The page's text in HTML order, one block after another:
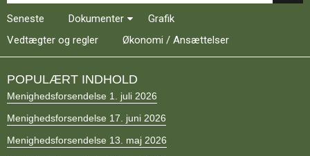
3.0:
Kalender
4.0:
Inspiration
5.0:
Værktøjskassen
7.0:
Om
BaptistKirken
8.0:
Kontakt
9.0:
Forside
10.0:
Nyheder
Seneste Dokumenter
Grafik
Vedtægter og regler
Økonomi / Ansættelser
POPULÆRT INDHOLD
Menighedsforsendelse 1. juli 2026
Menighedsforsendelse 17. juni 2026
Menighedsforsendelse 13. maj 2026